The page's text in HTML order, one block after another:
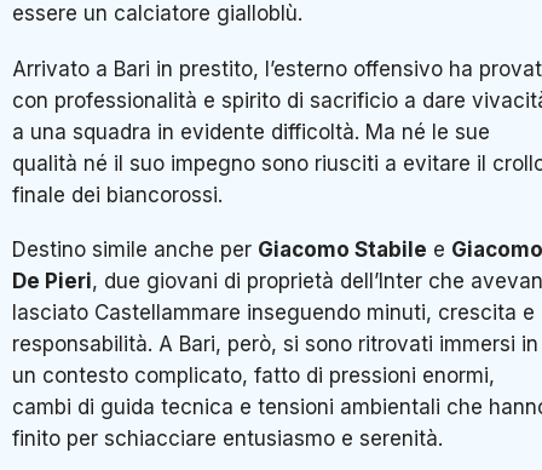
essere un calciatore gialloblù.
Arrivato a Bari in prestito, l’esterno offensivo ha
con professionalità e spirito di sacrificio a dare
a una squadra in evidente difficoltà. Ma né le sue
qualità né il suo impegno sono riusciti a evitare il
finale dei biancorossi.
Destino simile anche per Giacomo Stabile e Giacomo
De Pieri, due giovani di proprietà dell’ Inter che
lasciato Castellammare inseguendo minuti, crescita e
responsabilità. A Bari, però, si sono ritrovati immersi in
un contesto complicato, fatto di pressioni enormi,
cambi di guida tecnica e tensioni ambientali che
finito per schiacciare entusiasmo e serenità.